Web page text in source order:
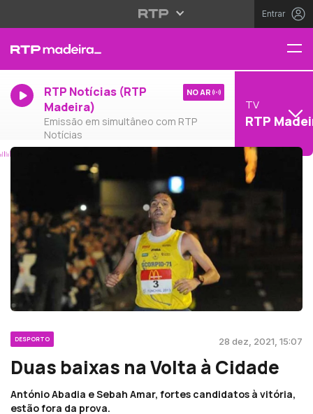
Entrar
RTP Notícias (RTP
Madeira)
Emissão em simultâneo com RTP
Notícias
NO AR
TV
RTP
DESPORTO 28 dez, 2021, 15:07
Duas baixas na Volta à Cidade
António Abadia e Sebah Amar, fortes candidatos à vitória,
estão fora da prova.